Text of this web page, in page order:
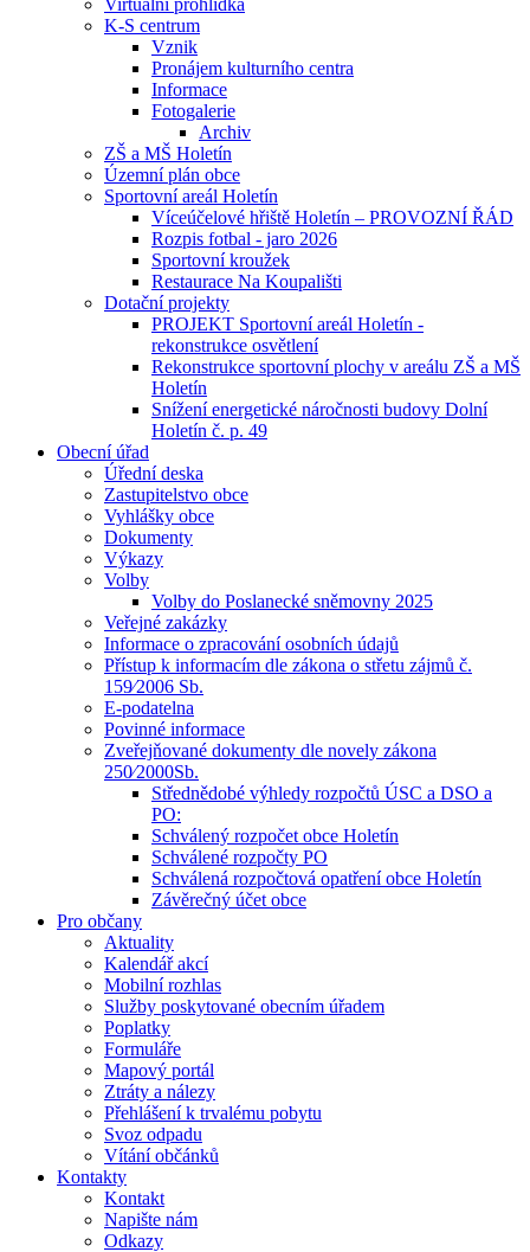
Virtuální prohlídka
K-S centrum
Vznik
Pronájem kulturního centra
Informace
Fotogalerie
Archiv
ZŠ a MŠ Holetín
Územní plán obce
Sportovní areál Holetín
Víceúčelové hřiště Holetín – PROVOZNÍ ŘÁD
Rozpis fotbal - jaro 2026
Sportovní kroužek
Restaurace Na Koupališti
Dotační projekty
PROJEKT Sportovní areál Holetín -
rekonstrukce osvětlení
Rekonstrukce sportovní plochy v areálu ZŠ a MŠ
Holetín
Snížení energetické náročnosti budovy Dolní
Holetín č. p. 49
Obecní úřad
Úřední deska
Zastupitelstvo obce
Vyhlášky obce
Dokumenty
Výkazy
Volby
Volby do Poslanecké sněmovny 2025
Veřejné zakázky
Informace o zpracování osobních údajů
Přístup k informacím dle zákona o střetu zájmů č.
159⁄2006 Sb.
E-podatelna
Povinné informace
Zveřejňované dokumenty dle novely zákona
250⁄2000Sb.
Střednědobé výhledy rozpočtů ÚSC a DSO a
PO:
Schválený rozpočet obce Holetín
Schválené rozpočty PO
Schválená rozpočtová opatření obce Holetín
Závěrečný účet obce
Pro občany
Aktuality
Kalendář akcí
Mobilní rozhlas
Služby poskytované obecním úřadem
Poplatky
Formuláře
Mapový portál
Ztráty a nálezy
Přehlášení k trvalému pobytu
Svoz odpadu
Vítání občánků
Kontakty
Kontakt
Napište nám
Odkazy